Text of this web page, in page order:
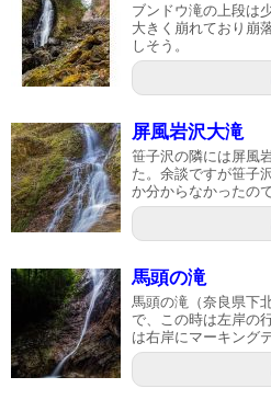
ブンドウ滝の上段は
大きく崩れており崩
しそう。
屏風岩沢大滝
笹子沢の隣には屏風
た。余談ですが笹子
か分からなかったの
馬頭の滝
馬頭の滝（奈良県下
で、この時は左岸の
は右岸にマーキング